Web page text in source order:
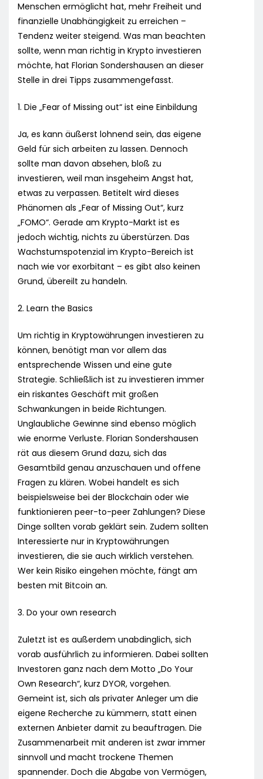
Menschen ermöglicht hat, mehr Freiheit und
finanzielle Unabhängigkeit zu erreichen –
Tendenz weiter steigend. Was man beachten
sollte, wenn man richtig in Krypto investieren
möchte, hat Florian Sondershausen an dieser
Stelle in drei Tipps zusammengefasst.
1. Die „Fear of Missing out“ ist eine Einbildung
Ja, es kann äußerst lohnend sein, das eigene
Geld für sich arbeiten zu lassen. Dennoch
sollte man davon absehen, bloß zu
investieren, weil man insgeheim Angst hat,
etwas zu verpassen. Betitelt wird dieses
Phänomen als „Fear of Missing Out“, kurz
„FOMO“. Gerade am Krypto-Markt ist es
jedoch wichtig, nichts zu überstürzen. Das
Wachstumspotenzial im Krypto-Bereich ist
nach wie vor exorbitant – es gibt also keinen
Grund, übereilt zu handeln.
2. Learn the Basics
Um richtig in Kryptowährungen investieren zu
können, benötigt man vor allem das
entsprechende Wissen und eine gute
Strategie. Schließlich ist zu investieren immer
ein riskantes Geschäft mit großen
Schwankungen in beide Richtungen.
Unglaubliche Gewinne sind ebenso möglich
wie enorme Verluste. Florian Sondershausen
rät aus diesem Grund dazu, sich das
Gesamtbild genau anzuschauen und offene
Fragen zu klären. Wobei handelt es sich
beispielsweise bei der Blockchain oder wie
funktionieren peer-to-peer Zahlungen? Diese
Dinge sollten vorab geklärt sein. Zudem sollten
Interessierte nur in Kryptowährungen
investieren, die sie auch wirklich verstehen.
Wer kein Risiko eingehen möchte, fängt am
besten mit Bitcoin an.
3. Do your own research
Zuletzt ist es außerdem unabdinglich, sich
vorab ausführlich zu informieren. Dabei sollten
Investoren ganz nach dem Motto „Do Your
Own Research“, kurz DYOR, vorgehen.
Gemeint ist, sich als privater Anleger um die
eigene Recherche zu kümmern, statt einen
externen Anbieter damit zu beauftragen. Die
Zusammenarbeit mit anderen ist zwar immer
sinnvoll und macht trockene Themen
spannender. Doch die Abgabe von Vermögen,